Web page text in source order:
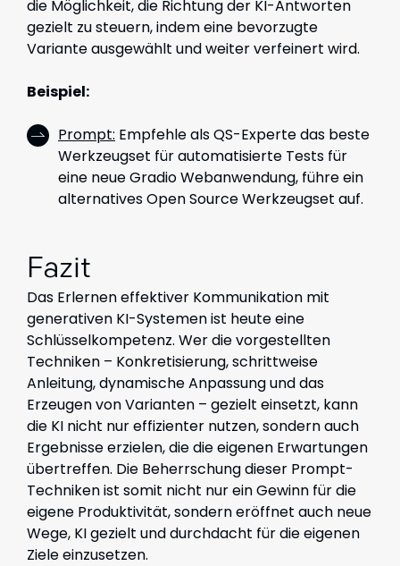
die Möglichkeit, die Richtung der KI-Antworten
gezielt zu steuern, indem eine bevorzugte
Variante ausgewählt und weiter verfeinert wird.
Beispiel:
Prompt: Empfehle als QS-Experte das beste
Werkzeugset für automatisierte Tests für
eine neue Gradio Webanwendung, führe ein
alternatives Open Source Werkzeugset auf.
Fazit
Das Erlernen effektiver Kommunikation mit
generativen KI-Systemen ist heute eine
Schlüsselkompetenz. Wer die vorgestellten
Techniken – Konkretisierung, schrittweise
Anleitung, dynamische Anpassung und das
Erzeugen von Varianten – gezielt einsetzt, kann
die KI nicht nur effizienter nutzen, sondern auch
Ergebnisse erzielen, die die eigenen Erwartungen
übertreffen. Die Beherrschung dieser Prompt-
Techniken ist somit nicht nur ein Gewinn für die
eigene Produktivität, sondern eröffnet auch neue
Wege, KI gezielt und durchdacht für die eigenen
Ziele einzusetzen.